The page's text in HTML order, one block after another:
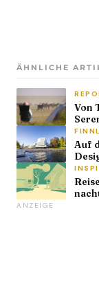
ÄHNLICHE
Von
Auf
ANZEIGE